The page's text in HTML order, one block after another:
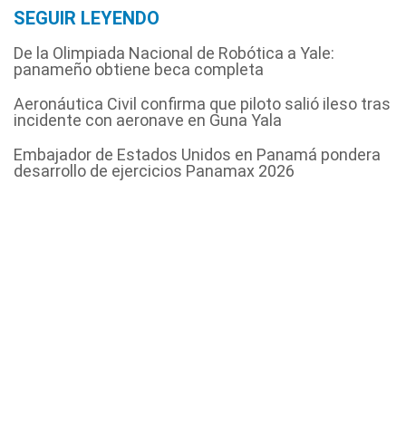
SEGUIR LEYENDO
De la Olimpiada Nacional de Robótica a Yale:
panameño obtiene beca completa
Aeronáutica Civil confirma que piloto salió ileso tras
incidente con aeronave en Guna Yala
Embajador de Estados Unidos en Panamá pondera
desarrollo de ejercicios Panamax 2026